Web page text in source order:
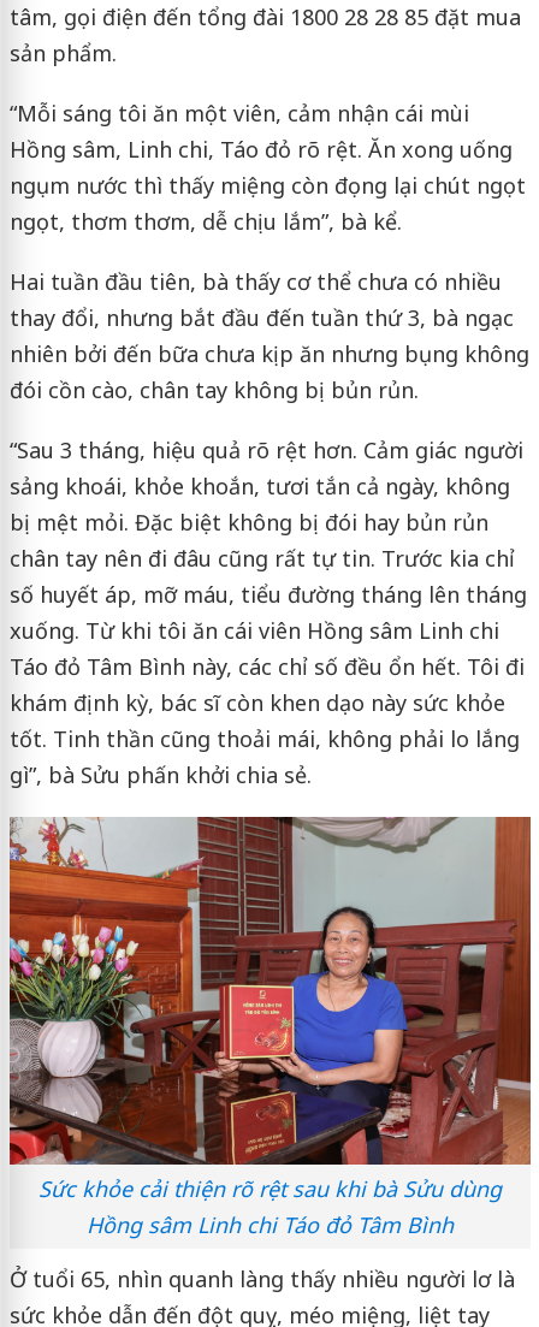
tâm, gọi điện đến tổng đài 1800 28 28 85 đặt mua
sản phẩm.
“Mỗi sáng tôi ăn một viên, cảm nhận cái mùi
Hồng sâm, Linh chi, Táo đỏ rõ rệt. Ăn xong uống
ngụm nước thì thấy miệng còn đọng lại chút ngọt
ngọt, thơm thơm, dễ chịu lắm”, bà kể.
Hai tuần đầu tiên, bà thấy cơ thể chưa có nhiều
thay đổi, nhưng bắt đầu đến tuần thứ 3, bà ngạc
nhiên bởi đến bữa chưa kịp ăn nhưng bụng không
đói cồn cào, chân tay không bị bủn rủn.
“Sau 3 tháng, hiệu quả rõ rệt hơn. Cảm giác người
sảng khoái, khỏe khoắn, tươi tắn cả ngày, không
bị mệt mỏi. Đặc biệt không bị đói hay bủn rủn
chân tay nên đi đâu cũng rất tự tin. Trước kia chỉ
số huyết áp, mỡ máu, tiểu đường tháng lên tháng
xuống. Từ khi tôi ăn cái viên Hồng sâm Linh chi
Táo đỏ Tâm Bình này, các chỉ số đều ổn hết. Tôi đi
khám định kỳ, bác sĩ còn khen dạo này sức khỏe
tốt. Tinh thần cũng thoải mái, không phải lo lắng
gì”, bà Sửu phấn khởi chia sẻ.
Sức khỏe cải thiện rõ rệt sau khi bà Sửu dùng
Hồng sâm Linh chi Táo đỏ Tâm Bình
Ở tuổi 65, nhìn quanh làng thấy nhiều người lơ là
sức khỏe dẫn đến đột quỵ, méo miệng, liệt tay